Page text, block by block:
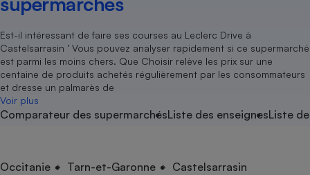
Est-il intéressant de faire ses courses au Leclerc Drive à
Castelsarrasin ’ Vous pouvez analyser rapidement si ce supermarché
est parmi les moins chers. Que Choisir relève les prix sur une
centaine de produits achetés régulièrement par les consommateurs
et dresse un palmarès de
Voir plus
Comparateur des supermarchésListe des enseignesListe
Occitanie Tarn-et-Garonne Castelsarrasin
Agriculture
Produit alimentaire
Achat - Vente - Location
Carburant
Magasin - Grande surface
Marketing - Fidélisation
Air
Eau
Location
Sport
Vacances - Tourisme
électrique
Senior
Service marchand
Guides d'achat
Conseils
Brèves
Soumettre un litige
Lettres types
Rencontrer une association locale
Nos grandes victoires
Les billets de la présidente
Nos associations locales
Nous rejoindre
En savoir plus sur Que Choisir Ensemble
?
Notre méthodologie
Notre financement
Nos partenaires
Nous rejoindre